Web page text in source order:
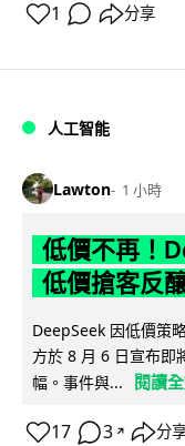
1 分享
人工智能
Lawton 1 小時
低價不再！
低價搶客反
DeepSeek 因低價策
方於 8 月 6 日宣布即
幅。事件與...
閱讀
17 3 ↗ 分